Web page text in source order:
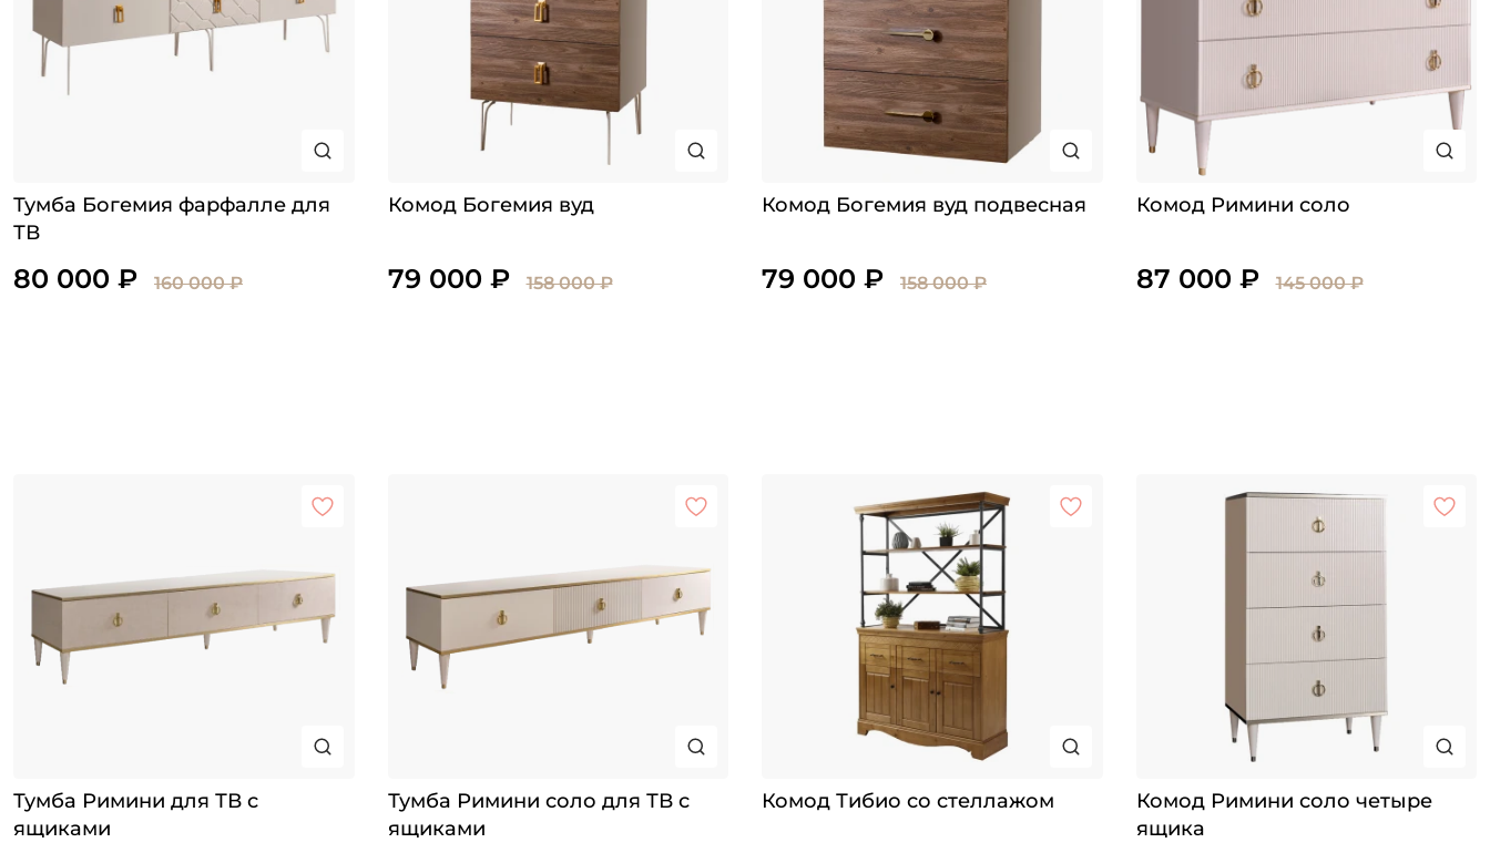
Тумба Богемия фарфалле для
ТВ
80 000 ₽ 160 000 ₽
Комод Богемия вуд
79 000 ₽ 158 000 ₽
Комод Богемия вуд подвесная
79 000 ₽ 158 000 ₽
Комод Римини соло
87 000 ₽ 145 000 ₽
Тумба Римини для ТВ с
ящиками
Тумба Римини соло для ТВ с
ящиками
Комод Тибио со стеллажом
Комод Римини соло четыре
ящика